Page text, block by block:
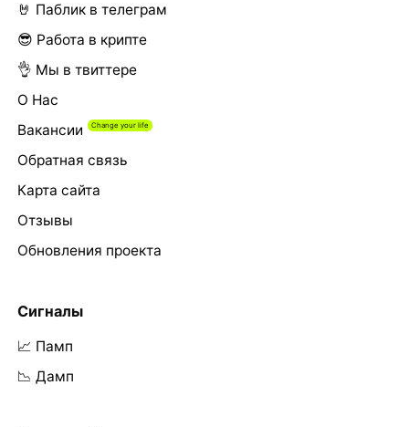
🤘 Паблик в телеграм
😎 Работа в крипте
👌 Мы в твиттере
О Нас
Вакансии
Обратная связь
Карта сайта
Отзывы
Обновления проекта
Сигналы
📈 Памп
📉 Дамп